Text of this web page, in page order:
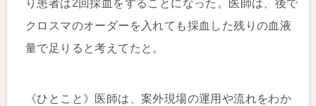
り患者は2回採血をすることになった。医師は、後で
クロスマのオーダーを入れても採血した残りの血液
量で足りると考えてたと。
《ひとこと》医師は、案外現場の運用や流れをわか